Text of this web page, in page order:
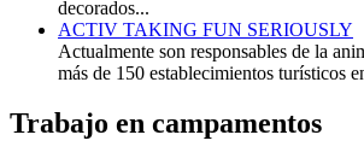
decorados...
ACTIV TAKING FUN SERIOUSLY
Actualmente son responsables de la
más de 150 establecimientos turísticos
Trabajo en campamentos